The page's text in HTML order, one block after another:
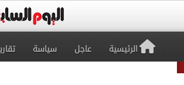
الرئيسية عاجل سياسة